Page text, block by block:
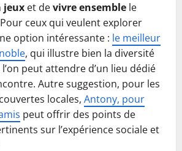
jeux et devivre ensemble le
ceux qui veulent explorer
option intéressante : le meilleur
, qui illustre bien la diversité
peut attendre d’un lieu dédié
Autre suggestion, pour les
locales, Antony, pour
peut offrir des points de
sur l’expérience sociale et